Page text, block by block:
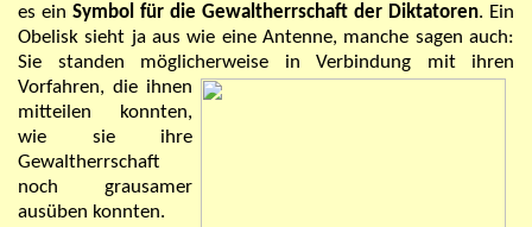
es ein Symbol für die Gewaltherrschaft der Diktatoren. Ein
Obelisk sieht ja aus wie eine Antenne, manche sagen auch:
Sie standen möglicherweise in Verbindung mit ihren
Vorfahren, die ihnen
mitteilen konnten,
wie sie ihre
Gewaltherrschaft
noch grausamer
ausüben konnten.